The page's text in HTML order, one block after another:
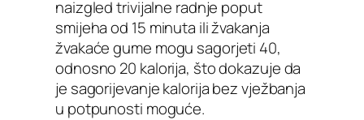
naizgled trivijalne radnje poput
smijeha od 15 minuta ili žvakanja
žvakaće gume mogu sagorjeti 40,
odnosno 20 kalorija, što dokazuje da
je sagorijevanje kalorija bez vježbanja
u potpunosti moguće.